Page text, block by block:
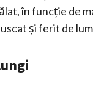
în funcție de
și ferit de